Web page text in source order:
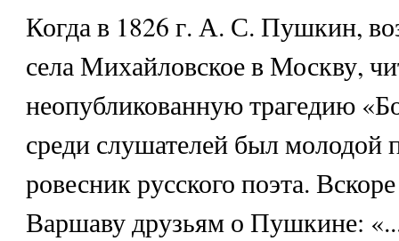
Когда в 1826 г. А. С. Пушкин,
села Михайловское в Москву,
неопубликованную трагедию
среди слушателей был молодой
ровесник русского поэта.
Варшаву друзьям о Пушкине: